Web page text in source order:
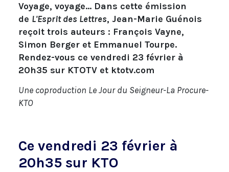
Voyage, voyage... Dans cette émission
de L'Esprit des Lettres, Jean-Marie Guénois
reçoit trois auteurs : François Vayne,
Simon Berger et Emmanuel Tourpe.
Rendez-vous ce vendredi 23 février à
20h35 sur KTOTV et ktotv.com
Une coproduction Le Jour du Seigneur-La Procure-
KTO
Ce vendredi 23 février à
20h35 sur KTO